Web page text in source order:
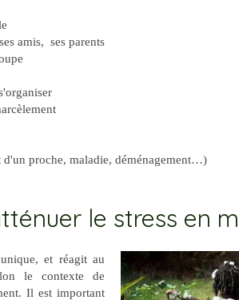
amis, ses parents
d'un proche, maladie, déménagement…)
le stress en
et réagit au
le contexte de
Il est important